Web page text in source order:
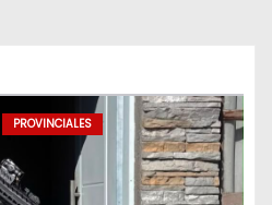
PROVINCIALES